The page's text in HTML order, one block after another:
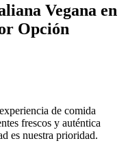
Vegana en
Opción
de comida
frescos y auténtica
es nuestra prioridad.